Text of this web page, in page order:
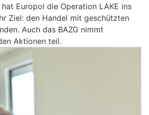
Europol die Operation LAKE ins
Ziel: den Handel mit geschützten
Auch das BAZG nimmt
Aktionen teil.